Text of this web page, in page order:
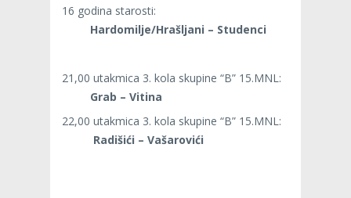
16 godina starosti:
Hardomilje/Hrašljani – Studenci
21,00 utakmica 3. kola skupine “B” 15.MNL:
Grab – Vitina
22,00 utakmica 3. kola skupine “B” 15.MNL:
Radišići – Vašarovići